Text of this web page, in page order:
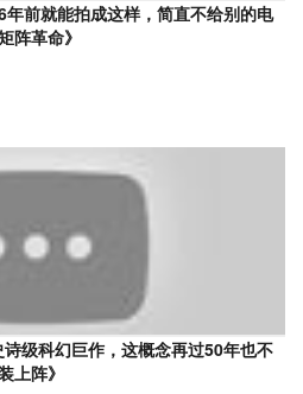
年前就能拍成这样，简直不给别的电
阵革命》
诗级科幻巨作，这概念再过50年也不
上阵》